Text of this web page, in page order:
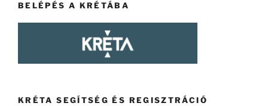
BELÉPÉS A KRÉTÁBA
KRÉTA SEGÍTSÉG ÉS REGISZTRÁCIÓ